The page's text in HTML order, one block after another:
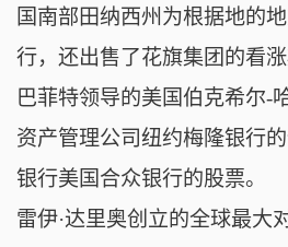
国南部田纳西州为根据地的
行，还出售了花旗集团的看
巴菲特领导的美国伯克希尔-
资产管理公司纽约梅隆银行
银行美国合众银行的股票。
雷伊·达里奥创立的全球最大